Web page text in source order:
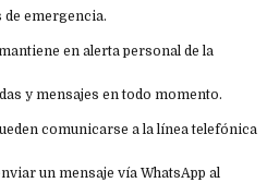
de emergencia.
en alerta personal de la
y mensajes en todo momento.
comunicarse a la línea telefónica
un mensaje vía WhatsApp al